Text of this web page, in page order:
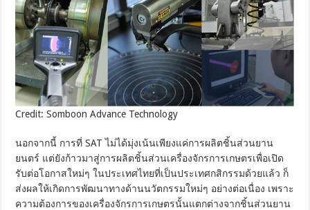
Credit: Somboon Advance Technology
นอกจากนี้ การที่ SAT ไม่ได้มุ่งเน้นเพียงแค่การผลิตชิ้นส่วนยาน
ยนตร์ แต่ยังก้าวมาสู่การผลิตชิ้นส่วนเครื่องจักรการเกษตรเพื่อเปิด
รับต่อโอกาสใหม่ๆ ในประเทศไทยที่เป็นประเทศกสิกรรมด้วยแล้ว ก็
ส่งผลให้เกิดการพัฒนาทางด้านนวัตกรรมใหม่ๆ อย่างต่อเนื่อง เพราะ
ความต้องการของเครื่องจักรการเกษตรนั้นแตกต่างจากชิ้นส่วนยาน